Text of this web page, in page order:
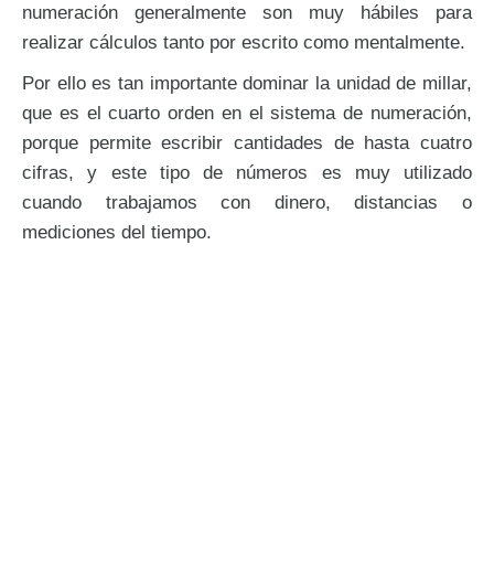
numeración generalmente son muy hábiles para
realizar cálculos tanto por escrito como mentalmente.
Por ello es tan importante dominar la unidad de millar,
que es el cuarto orden en el sistema de numeración,
porque permite escribir cantidades de hasta cuatro
cifras, y este tipo de números es muy utilizado
cuando trabajamos con dinero, distancias o
mediciones del tiempo.